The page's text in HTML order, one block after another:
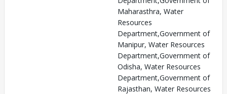
Maharasthra, Water
Resources
Department,Government of
Manipur, Water Resources
Department,Government of
Odisha, Water Resources
Department,Government of
Rajasthan, Water Resources